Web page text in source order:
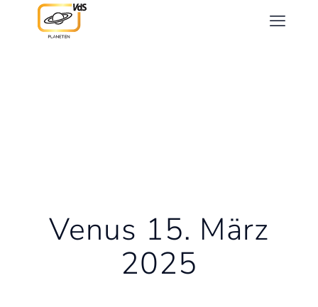
Venus 15. März
2025